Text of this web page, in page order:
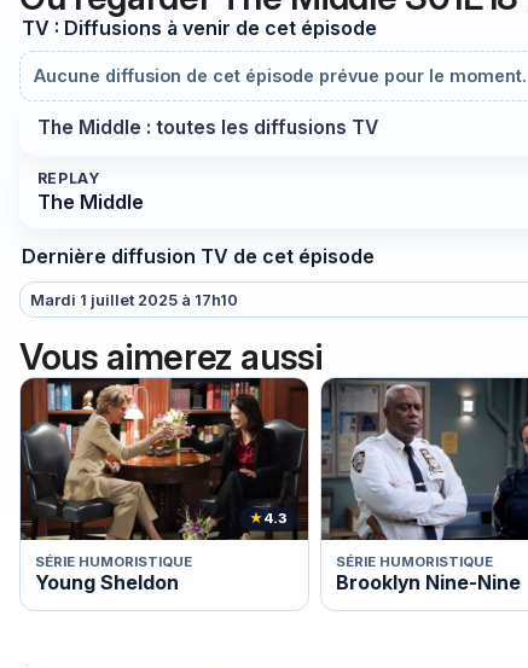
TV : Diffusions à venir de cet épisode
Aucune diffusion de cet épisode prévue pour le moment.
The Middle : toutes les diffusions TV
REPLAY
The Middle
Dernière diffusion TV de cet épisode
Mardi 1 juillet 2025 à 17h10
Vous aimerez aussi
★4.3
SÉRIE HUMORISTIQUE
Young Sheldon
SÉRIE HUMORISTIQUE
Brooklyn Nine-Nine